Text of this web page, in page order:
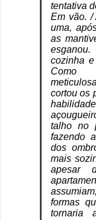
tentativa
Em vão. /
uma,
as
cozinha
Como
cortou os
talho no
fazendo
dos
mais
apesar
formas
tornaria